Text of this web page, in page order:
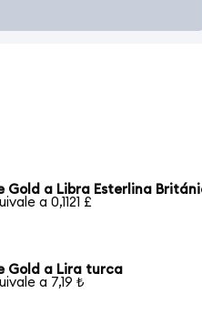
Gold a Libra Esterlina
a 0,1121 £
Gold a Lira turca
a 7,19 ₺